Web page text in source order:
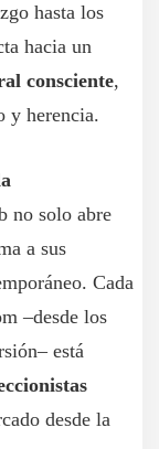
hasta los
hacia un
consciente,
y herencia.
no solo abre
a sus
Cada
–desde los
está
desde la